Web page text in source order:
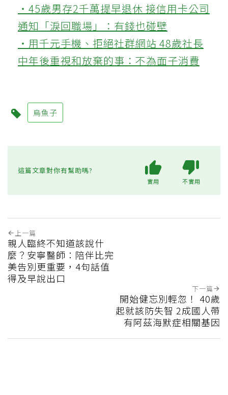
‧45歲男存2千萬提早退休 接信用卡公司
通知「淚回職場」：有錢也碰壁
‧用千元手機、拒絕社群網站 48歲社長
中年後重視和放棄的事：不為面子消費
烏魚子
這篇文章對你有幫助嗎?
實用 不實用
上一篇
親人臨終不知道該說什
麼？安寧醫師：陪伴比完
美告別更重要，4句話值
得及早說出口
下一篇
開始健忘別輕忽！ 40歲
起就該防失智 2成國人帶
有阿茲海默症相關基因